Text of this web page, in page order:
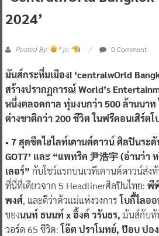
2024’
Posted By: ^ jo ^ 0 Comment
มันส์กระหึ่มเมือง! ‘centralwOrld
สร้างปรากฏการณ์ World’s
หนึ่งตลอดกาล ทุ่มงบกว่า 500 ล้านบา
ต่างชาติกว่า 200 ชีวิต ในฟรีคอนเสิร์ต
• 7 สุดขีดไฮไลท์เคานต์ดาวน์ ศิลปินระดั
GOT7’ และ “แพทริค 尹浩宇 (อ่านว่า
เลอร์” กับโชว์แรกบนเวทีเคานต์ดาวน์ส่
ที่นี่ที่เดียวจาก 5 Headlinerศิลปินไทย: พี
พงศ์, และดีว่าตัวแม่แห่งวงการ โบกี้ไลอ
ของนนท์ ธนนท์ x อิ้งค์ วรันธร, มันส์กับทั
วอร์ด 65 ชีวิต: โอ๊ต ปราโมทย์, ป๊อบ ปอง